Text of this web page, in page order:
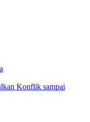
Konflik sampai